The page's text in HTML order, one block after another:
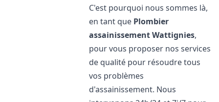
C'est pourquoi nous sommes là,
en tant que Plombier
assainissementWattignies,
pour vous proposer nos services
de qualité pour résoudre tous
vos problèmes
d'assainissement. Nous